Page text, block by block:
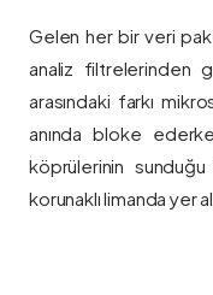
Gelen her bir veri
analiz filtrelerinden
arasındaki farkı
anında bloke
köprülerinin sunduğu
korunaklı limanda yer